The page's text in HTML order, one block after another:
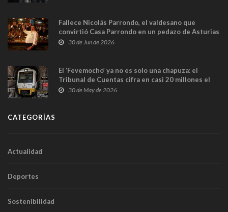
Fallece Nicolás Parrondo, el valdesano que
convirtió Casa Parrondo en un pedazo de Asturias
en Madrid
30 de Jun de 2026
El ‘Fevemocho’ ya no es solo una chapuza: el
Tribunal de Cuentas cifra en casi 20 millones el
sobrecoste de los trenes que no cabían por los
30 de May de 2026
CATEGORÍAS
Actualidad
Deportes
Sostenibilidad